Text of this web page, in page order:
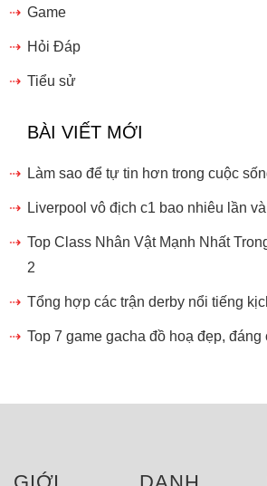
Game
Hỏi Đáp
Tiểu sử
BÀI VIẾT MỚI
Làm sao để tự tin hơn trong cuộc
Liverpool vô địch c1 bao nhiêu lần
Top Class Nhân Vật Mạnh Nhất
2
Tổng hợp các trận derby nổi tiếng
Top 7 game gacha đồ hoạ đẹp,